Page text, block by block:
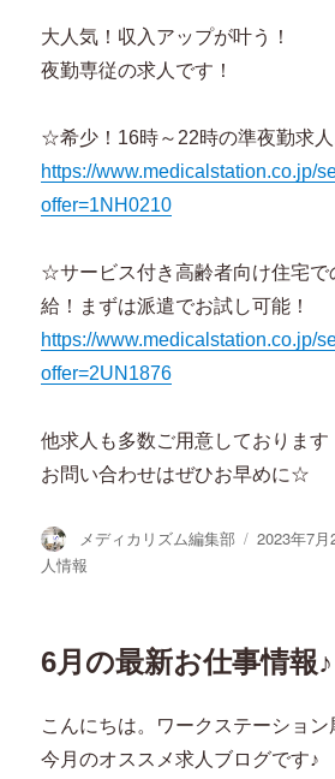
大人気！収入アップが叶う！
夜勤専従の求人です！
☆希少！16時～22時の準夜勤求人
https://www.medicalstation.co.jp/
offer=1NH0210
☆サービス付き高齢者向け住宅で
給！まずは派遣でお試し可能！
https://www.medicalstation.co.jp/
offer=2UN1876
他求人も多数ご用意しております
お問い合わせはぜひお早めに☆
投
稿
メディカリズム編集部
投
2023年7月
人情報
6月の最新お仕事情報♪
こんにちは。ワークステーション
今月のオススメ求人ブログです♪